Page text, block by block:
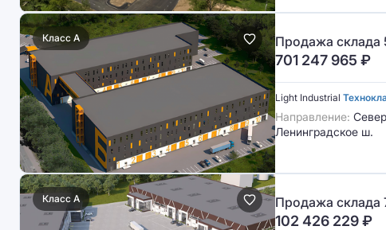
Класс A Продажа склада
701 247 965 ₽
Light Industrial
Направление: Север
Ленинградское ш.
Класс A Продажа склада
102 426 229₽